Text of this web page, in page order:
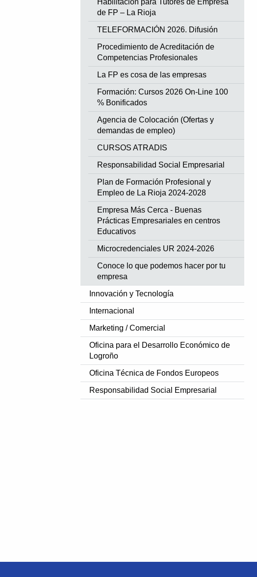
de FP – La Rioja
TELEFORMACIÓN 2026. Difusión
Procedimiento de Acreditación de
Competencias Profesionales
La FP es cosa de las empresas
Formación: Cursos 2026 On-Line 100
% Bonificados
Agencia de Colocación (Ofertas y
demandas de empleo)
CURSOS ATRADIS
Responsabilidad Social Empresarial
Plan de Formación Profesional y
Empleo de La Rioja 2024-2028
Empresa Más Cerca - Buenas
Prácticas Empresariales en centros
Educativos
Microcredenciales UR 2024-2026
Conoce lo que podemos hacer por tu
empresa
Innovación y Tecnología
Internacional
Marketing / Comercial
Oficina para el Desarrollo Económico de
Logroño
Oficina Técnica de Fondos Europeos
Responsabilidad Social Empresarial